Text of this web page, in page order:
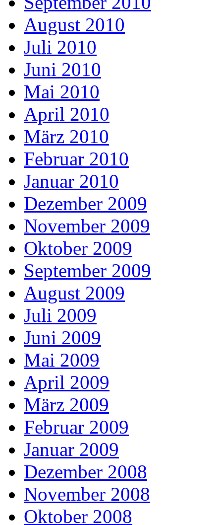
August 2010
Juli 2010
Juni 2010
Mai 2010
April 2010
März 2010
Februar 2010
Januar 2010
Dezember 2009
November 2009
Oktober 2009
September 2009
August 2009
Juli 2009
Juni 2009
Mai 2009
April 2009
März 2009
Februar 2009
Januar 2009
Dezember 2008
November 2008
Oktober 2008